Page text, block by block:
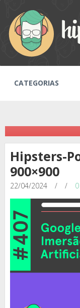
CATEGORIAS
Hipsters-
900×900
22/04/2024 / /